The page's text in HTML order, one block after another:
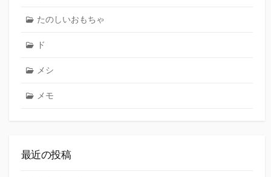
たのしいおもちゃ
ド
メシ
メモ
最近の投稿